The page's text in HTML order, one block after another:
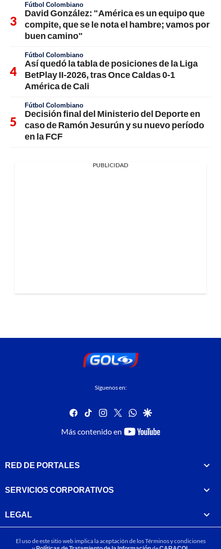
Fútbol Colombiano
David González: "América es un equipo que
compite, que se le nota el hambre; vamos por
buen camino"
Fútbol Colombiano
Así quedó la tabla de posiciones de la Liga
BetPlay II-2026, tras Once Caldas 0-1
América de Cali
Fútbol Colombiano
Decisión final del Ministerio del Deporte en
caso de Ramón Jesurún y su nuevo período
en la FCF
PUBLICIDAD
Síguenos en:
facebook
tiktok instagram
twitterwhatsapp
google
Más contenido en
youtube-
RED DE PORTALES
SERVICIOS CORPORATIVOS
LEGAL
El uso de este sitio web implica la aceptación de losTérminos y condiciones